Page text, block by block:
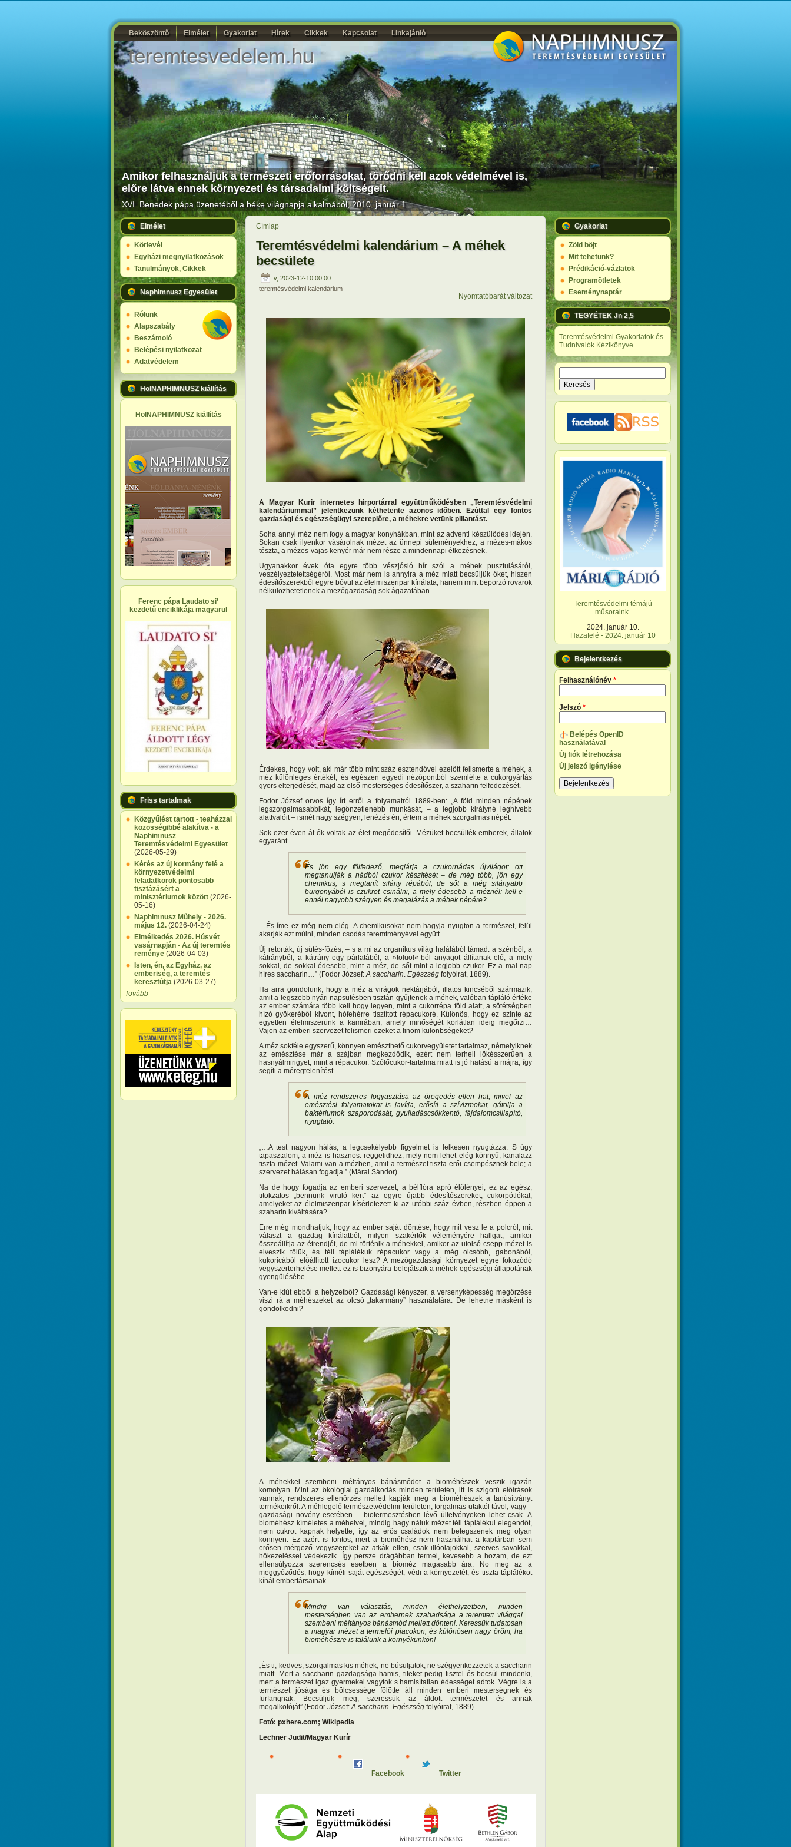
Beköszöntő Elmélet Gyakorlat Hírek Cikkek Kapcsolat Linkajánló
teremtesvedelem.hu
Amikor felhasználjuk a természeti erőforrásokat, törődni kell azok védelmével is,
előre látva ennek környezeti és társadalmi költségeit.
XVI. Benedek pápa üzenetéből a béke világnapja alkalmából, 2010. január 1.
Elmélet
Körlevél
Egyházi megnyilatkozások
Tanulmányok, Cikkek
Naphimnusz Egyesület
Rólunk
Alapszabály
Beszámoló
Belépési nyilatkozat
Adatvédelem
HolNAPHIMNUSZ kiállítás
HolNAPHIMNUSZ kiállítás
Ferenc pápa Laudato si’
kezdetű enciklikája magyarul
Friss tartalmak
Közgyűlést tartott - teaházzal
közösségibbé alakítva - a
Naphimnusz
Teremtésvédelmi Egyesület
(2026-05-29)
Kérés az új kormány felé a
környezetvédelmi
feladatkörök pontosabb
tisztázásért a
minisztériumok között (2026-
05-16)
Naphimnusz Műhely - 2026.
május 12. (2026-04-24)
Elmélkedés 2026. Húsvét
vasárnapján - Az új teremtés
reménye (2026-04-03)
Isten, én, az Egyház, az
emberiség, a teremtés
keresztútja (2026-03-27)
Tovább
Címlap
Teremtésvédelmi kalendárium – A méhek
becsülete
v, 2023-12-10 00:00
teremtésvédelmi kalendárium
Nyomtatóbarát változat
A Magyar Kurir internetes hirportárral együttműködésben „Teremtésvédelmi
kalendáriummal” jelentkezünk kéthetente azonos időben. Ezúttal egy fontos
gazdasági és egészségügyi szereplőre, a méhekre vetünk pillantást.
Soha annyi méz nem fogy a magyar konyhákban, mint az adventi készülődés idején.
Sokan csak ilyenkor vásárolnak mézet az ünnepi süteményekhez, a mézes-mákos
tészta, a mézes-vajas kenyér már nem része a mindennapi étkezésnek.
Ugyanakkor évek óta egyre több vészjósló hír szól a méhek pusztulásáról,
veszélyeztetettségéről. Most már nem is annyira a méz miatt becsüljük őket, hiszen
édesítőszerekből egyre bővül az élelmiszeripar kínálata, hanem mint beporzó rovarok
nélkülözhetetlenek a mezőgazdaság sok ágazatában.
Érdekes, hogy volt, aki már több mint száz esztendővel ezelőtt felismerte a méhek, a
méz különleges értékét, és egészen egyedi nézőpontból szemlélte a cukorgyártás
gyors elterjedését, majd az első mesterséges édesítőszer, a szaharin felfedezését.
Fodor József orvos így írt erről a folyamatról 1889-ben: „A föld minden népének
legszorgalmasabbikát, legönzetlenebb munkását, – a legjobb királyné leghívebb
alattvalóit – ismét nagy szégyen, lenézés éri, értem a méhek szorgalmas népét.
Sok ezer éven át ők voltak az élet megédesítői. Mézüket becsülték emberek, állatok
egyaránt.
És jön egy fölfedező, megjárja a czukornádas újvilágot; ott
megtanulják a nádból czukor készítését – de még több, jön egy
chemikus, s megtanít silány répából, de sőt a még silányabb
burgonyából is czukrot csinálni, a mely édesebb a méznél: kell-e
ennél nagyobb szégyen és megalázás a méhek népére?
…És íme ez még nem elég. A chemikusokat nem hagyja nyugton a természet, felül
akarják ezt múlni, minden csodás teremtményével együtt.
Új retorták, új sütés-főzés, – s a mi az organikus világ halálából támad: a szénből, a
kátrányból, a kátrány egy párlatából, a »toluol«-ból anyagot állítanak elő, a mely
sokkal, de sokkal édesebb, mint a méz, de sőt mint a legjobb czukor. Ez a mai nap
híres saccharin…” (Fodor József: A saccharin Egészség folyóirat, 1889).
Ha arra gondolunk, hogy a méz a virágok nektárjából, illatos kincséből származik,
amit a legszebb nyári napsütésben tisztán gyűjtenek a méhek, valóban tápláló értéke
az ember számára több kell hogy legyen, mint a cukorrépa föld alatt, a sötétségben
hízó gyökeréből kivont, hófehérre tisztított répacukoré. Különös, hogy ez szinte az
egyetlen élelmiszerünk a kamrában, amely minőségét korlátlan ideig megőrzi…
Vajon az emberi szervezet felismeri ezeket a finom különbségeket?
A méz sokféle egyszerű, könnyen emészthető cukorvegyületet tartalmaz, némelyiknek
az emésztése már a szájban megkezdődik, ezért nem terheli lökésszerűen a
hasnyálmirigyet, mint a répacukor. Szőlőcukor-tartalma miatt is jó hatású a májra, így
segíti a méregtelenítést.
A méz rendszeres fogyasztása az öregedés ellen hat, mivel az
emésztési folyamatokat is javítja, erősíti a szívizmokat, gátolja a
baktériumok szaporodását, gyulladáscsökkentő, fájdalomcsillapító,
nyugtató.
„…A test nagyon hálás, a legcsekélyebb figyelmet is lelkesen nyugtázza. S úgy
tapasztalom, a méz is hasznos: reggelidhez, mely nem lehet elég könnyű, kanalazz
tiszta mézet. Valami van a mézben, amit a természet tiszta erői csempésznek bele; a
szervezet hálásan fogadja.” (Márai Sándor)
Na de hogy fogadja az emberi szervezet, a bélflóra apró élőlényei, ez az egész,
titokzatos „bennünk viruló kert” az egyre újabb édesítőszereket, cukorpótlókat,
amelyeket az élelmiszeripar kísérletezett ki az utóbbi száz évben, részben éppen a
szaharin kiváltására?
Erre még mondhatjuk, hogy az ember saját döntése, hogy mit vesz le a polcról, mit
választ a gazdag kínálatból, milyen szakértők véleményére hallgat, amikor
összeállítja az étrendjét, de mi történik a méhekkel, amikor az utolsó csepp mézet is
elveszik tőlük, és téli táplálékuk répacukor vagy a még olcsóbb, gabonából,
kukoricából előállított izocukor lesz? A mezőgazdasági környezet egyre fokozódó
vegyszerterhelése mellett ez is bizonyára belejátszik a méhek egészségi állapotának
gyengülésébe.
Van-e kiút ebből a helyzetből? Gazdasági kényszer, a versenyképesség megőrzése
viszi rá a méhészeket az olcsó „takarmány” használatára. De lehetne másként is
gondolkodni?
A méhekkel szembeni méltányos bánásmódot a bioméhészek veszik igazán
komolyan. Mint az ökológiai gazdálkodás minden területén, itt is szigorú előírások
vannak, rendszeres ellenőrzés mellett kapják meg a bioméhészek a tanúsítványt
termékeikről. A méhlegelő természetvédelmi területen, forgalmas utaktól távol, vagy –
gazdasági növény esetében – biotermesztésben lévő ültetvényeken lehet csak. A
bioméhész kíméletes a méheivel, mindig hagy náluk mézet téli táplálékul elegendőt,
nem cukrot kapnak helyette, így az erős családok nem betegszenek meg olyan
könnyen. Ez azért is fontos, mert a bioméhész nem használhat a kaptárban sem
erősen mérgező vegyszereket az atkák ellen, csak illóolajokkal, szerves savakkal,
hőkezeléssel védekezik. Így persze drágábban termel, kevesebb a hozam, de ezt
ellensúlyozza szerencsés esetben a bioméz magasabb ára. No meg az a
meggyőződés, hogy kíméli saját egészségét, védi a környezetét, és tiszta táplálékot
kínál embertársainak…
Mindig van választás, minden élethelyzetben, minden
mesterségben van az embernek szabadsága a teremtett világgal
szembeni méltányos bánásmód mellett dönteni. Keressük tudatosan
a magyar mézet a termelői piacokon, és különösen nagy öröm, ha
bioméhészre is találunk a környékünkön!
„És ti, kedves, szorgalmas kis méhek, ne búsuljatok, ne szégyenkezzetek a saccharin
miatt. Mert a saccharin gazdagsága hamis, titeket pedig tisztel és becsül mindenki,
mert a természet igaz gyermekei vagytok s hamisítatlan édességet adtok. Végre is a
természet jósága és bölcsessége fölötte áll minden emberi mesterségnek és
furfangnak. Becsüljük meg, szeressük az áldott természetet és annak
megalkotóját” (Fodor József: A saccharin Egészség folyóirat, 1889).
Fotó: pxhere.com; Wikipedia
Lechner Judit/Magyar Kurír
Facebook Twitter
Gyakorlat
Zöld böjt
Mit tehetünk?
Prédikáció-vázlatok
Programötletek
Eseménynaptár
TEGYÉTEK Jn 2,5
Teremtésvédelmi Gyakorlatok és
Tudnivalók Kézikönyve
Keresés űrlap
Teremtésvédelmi témájú
műsoraink.
2024. január 10.
Hazafelé - 2024. január 10
Bejelentkezés
Felhasználónév *
Jelszó *
Belépés OpenID
használatával
Új fiók létrehozása
Új jelszó igénylése